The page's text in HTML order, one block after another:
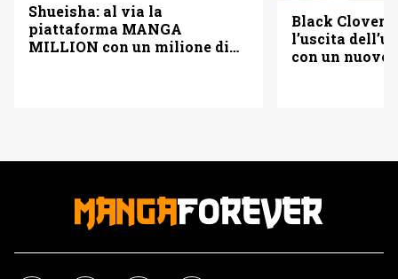
Shueisha: al via la
piattaforma MANGA
MILLION con un milione di
Black Clover
l’uscita
con un nuovo